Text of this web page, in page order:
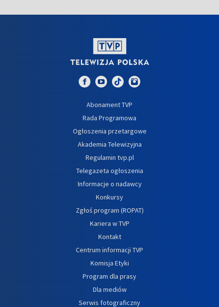
Abonament TVP
Rada Programowa
Ogłoszenia przetargowe
Akademia Telewizyjna
Regulamin tvp.pl
Telegazeta ogłoszenia
Informacje o nadawcy
Konkursy
Zgłoś program (ROPAT)
Kariera w TVP
Kontakt
Centrum informacji TVP
Komisja Etyki
Program dla prasy
Dla mediów
Serwis fotograficzny